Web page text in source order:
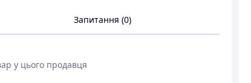
усадкових, деформаційних, ізоляційних,
Запитання (0)
у цього продавця